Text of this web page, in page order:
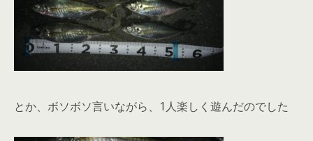
とか、ボソボソ言いながら、1人楽しく遊んだのでした